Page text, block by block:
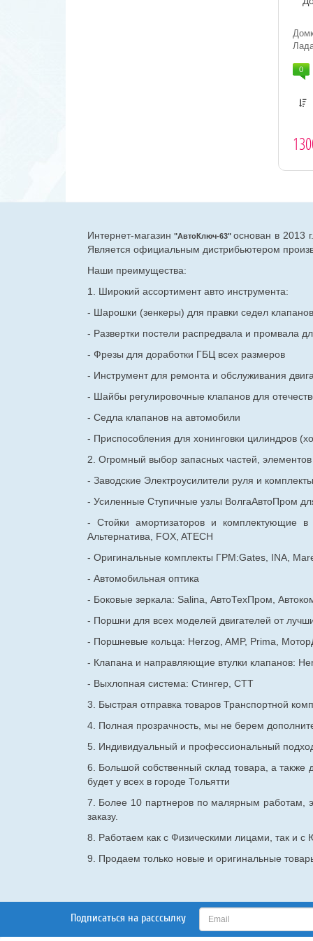
0
Интернет-магазин "АвтоКлюч-63"основан в 2013
Является официальным дистрибьютером
Наши преимущества:
1. Широкий ассортимент авто инструмента:
- Шарошки (зенкеры) для правки седел
- Развертки постели распредвала и промвала
- Фрезы для доработки ГБЦ всех размеров
- Инструмент для ремонта и обслуживания
- Шайбы регулировочные клапанов для
- Седла клапанов на автомобили
- Приспособления для хонинговки цилиндров
2. Огромный выбор запасных частей,
- Заводские Электроусилители руля и
- Усиленные Ступичные узлы ВолгаАвтоПром
- Стойки амортизаторов и комплектующие
Альтернатива, FOX, ATECH
- Оригинальные комплекты ГРМ:Gates, INA,
- Автомобильная оптика
- Боковые зеркала: Salina, АвтоТехПром,
- Поршни для всех моделей двигателей от
- Поршневые кольца: Herzog, AMP, Prima,
- Клапана и направляющие втулки клапанов:
- Выхлопная система: Стингер, СТТ
3. Быстрая отправка товаров Транспортной
4. Полная прозрачность, мы не берем
5. Индивидуальный и профессиональный
6. Большой собственный склад товара, а также
будет у всех в городе Тольятти
7. Более 10 партнеров по малярным работам,
заказу.
8. Работаем как с Физическими лицами, так и
9. Продаем только новые и оригинальные
Подписаться на расссылку